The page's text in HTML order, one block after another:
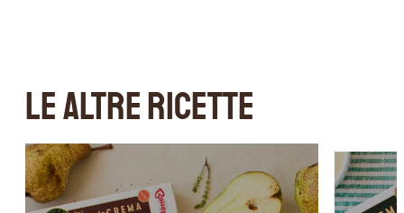
LE ALTRE RICETTE